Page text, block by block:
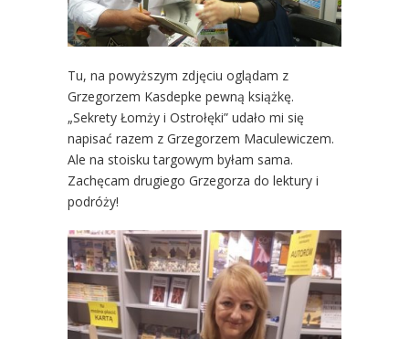
Tu, na powyższym zdjęciu oglądam z
Grzegorzem Kasdepke pewną książkę.
„Sekrety Łomży i Ostrołęki” udało mi się
napisać razem z Grzegorzem Maculewiczem.
Ale na stoisku targowym byłam sama.
Zachęcam drugiego Grzegorza do lektury i
podróży!